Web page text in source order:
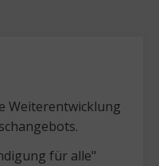
Weiterentwicklung
für alle"